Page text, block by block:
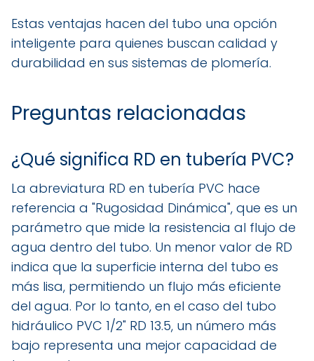
Estas ventajas hacen del tubo una opción
inteligente para quienes buscan calidad y
durabilidad en sus sistemas de plomería.
Preguntas relacionadas
¿Qué significa RD en tubería PVC?
La abreviatura RD en tubería PVC hace
referencia a "Rugosidad Dinámica", que es un
parámetro que mide la resistencia al flujo de
agua dentro del tubo. Un menor valor de RD
indica que la superficie interna del tubo es
más lisa, permitiendo un flujo más eficiente
del agua. Por lo tanto, en el caso del tubo
hidráulico PVC 1/2" RD 13.5, un número más
bajo representa una mejor capacidad de